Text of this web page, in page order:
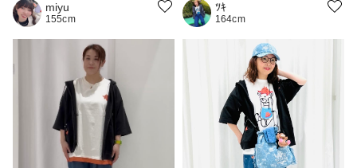
miyu
155cm
ﾂｷ
164cm